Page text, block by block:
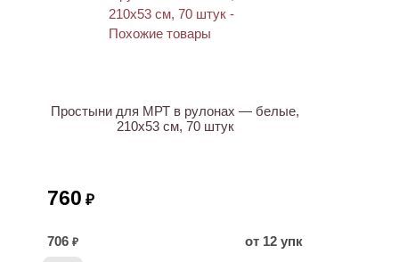
Простыни для МРТ в рулонах — белые,
210х53 см, 70 штук
760 ₽
706 ₽
от 12 упк